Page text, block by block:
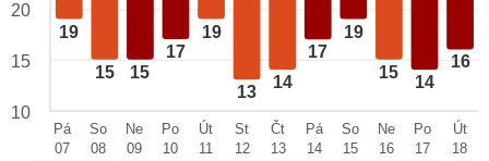
19
15 15
17
19
13
14
17
19
15
14
16
20
15
10
Pá
07
So
08
Ne
09
Po
10
Út
11
St
12
Čt
13
Pá
14
So
15
Ne
16
Po
17
Út
18